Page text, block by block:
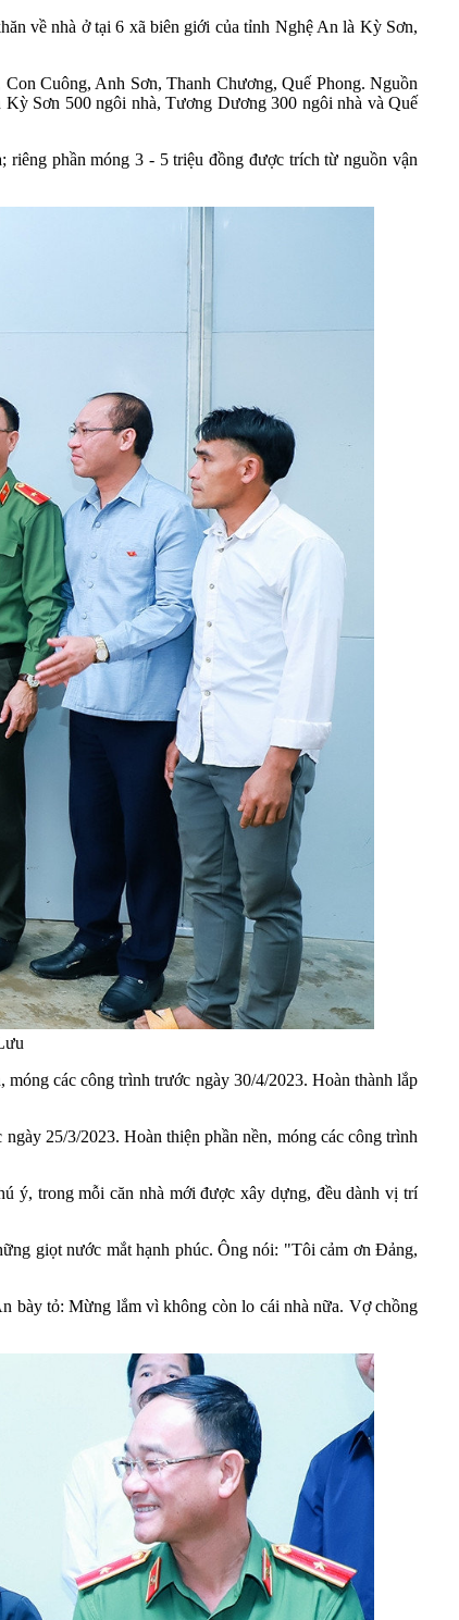
về nhà ở tại 6 xã biên giới của tỉnh Nghệ An là Kỳ Sơn,
Cuông, Anh Sơn, Thanh Chương, Quế Phong. Nguồn
Sơn 500 ngôi nhà, Tương Dương 300 ngôi nhà và Quế
phần móng 3 - 5 triệu đồng được trích từ nguồn vận
các công trình trước ngày 30/4/2023. Hoàn thành lắp
25/3/2023. Hoàn thiện phần nền, móng các công trình
ý, trong mỗi căn nhà mới được xây dựng, đều dành vị trí
giọt nước mắt hạnh phúc. Ông nói: "Tôi cảm ơn Đảng,
bày tỏ: Mừng lắm vì không còn lo cái nhà nữa. Vợ chồng